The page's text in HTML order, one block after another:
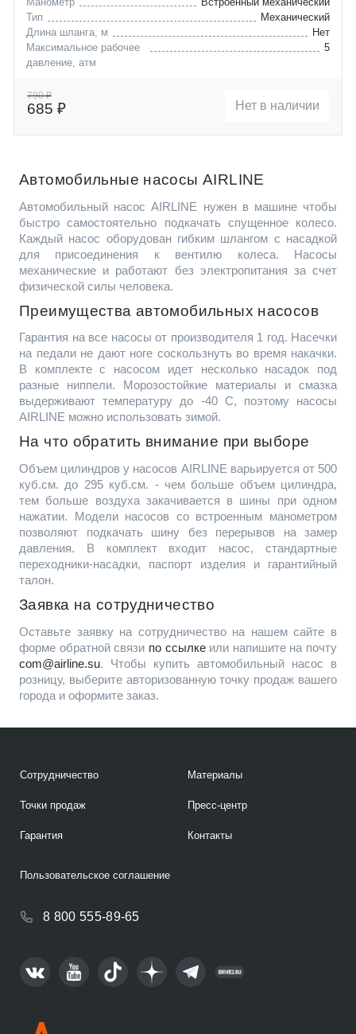
Тип
Механический
Длина шланга, м
Нет
Максимальное рабочее
давление, атм
5
790 ₽
685 ₽ Нет в наличии
Автомобильные насосы AIRLINE
Автомобильный насос AIRLINE нужен в машине чтобы
быстро самостоятельно подкачать спущенное колесо.
Каждый насос оборудован гибким шлангом с насадкой
для присоединения к вентилю колеса. Насосы
механические и работают без электропитания за счет
физической силы человека.
Преимущества автомобильных насосов
Гарантия на все насосы от производителя 1 год. Насечки
на педали не дают ноге соскользнуть во время накачки.
В комплекте с насосом идет несколько насадок под
разные ниппели. Морозостойкие материалы и смазка
выдерживают температуру до -40 С, поэтому насосы
AIRLINE можно использовать зимой.
На что обратить внимание при выборе
Объем цилиндров у насосов AIRLINE варьируется от 500
куб.см. до 295 куб.см. - чем больше объем цилиндра,
тем больше воздуха закачивается в шины при одном
нажатии. Модели насосов со встроенным манометром
позволяют подкачать шину без перерывов на замер
давления. В комплект входит насос, стандартные
переходники-насадки, паспорт изделия и гарантийный
талон.
Заявка на сотрудничество
Оставьте заявку на сотрудничество на нашем сайте в
форме обратной связи по ссылкеили напишите на почту
com@airline.su. Чтобы купить автомобильный насос в
розницу, выберите авторизованную точку продаж вашего
города и оформите заказ.
Сотрудничество
Точки продаж
Гарантия
Материалы
Пресс-центр
Контакты
8 800 555-89-65
Пользовательское соглашение